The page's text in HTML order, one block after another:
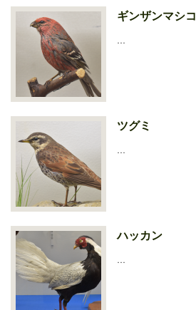
ギンザンマシコ
…
ツグミ
…
ハッカン
…